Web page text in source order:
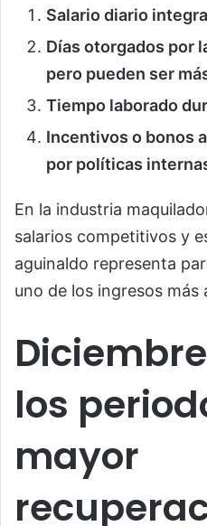
Salario diario
Días otorgados por
pero pueden ser
Tiempo laborado
Incentivos o bonos
por políticas
En la industria
salarios competitivos y
aguinaldo representa
uno de los ingresos más
los
mayor